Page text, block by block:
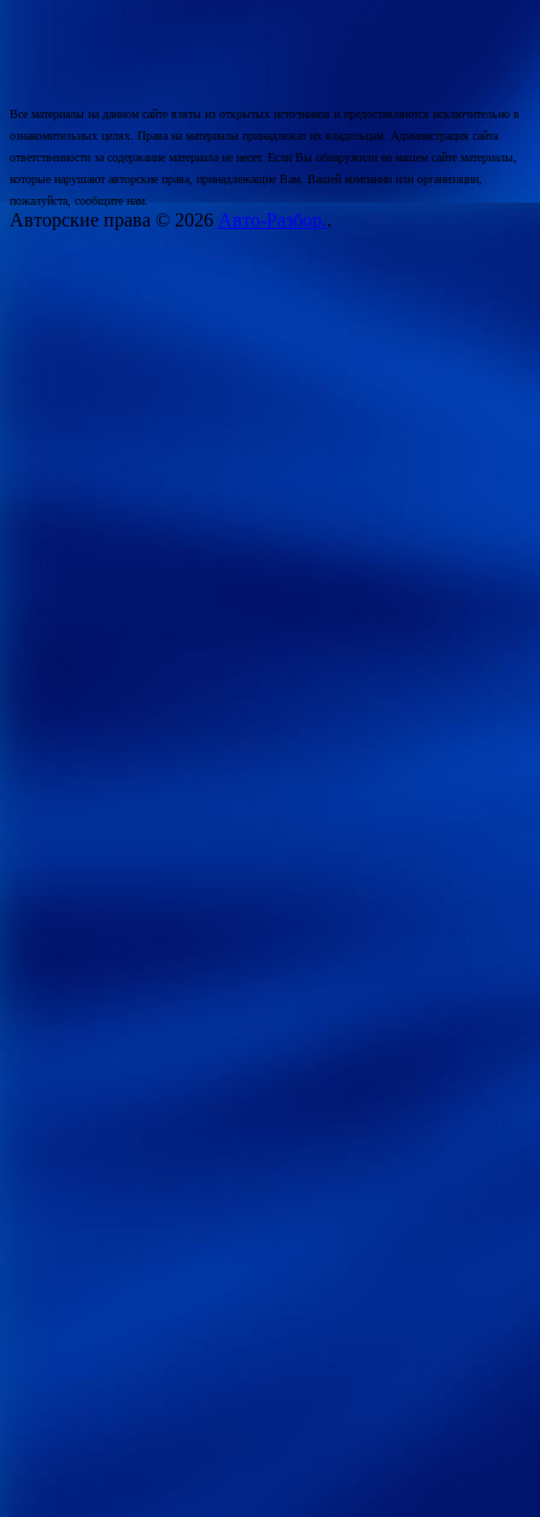
Все материалы на данном сайте взяты из открытых источников и предоставляются исключительно в
ознакомительных целях. Права на материалы принадлежат их владельцам. Администрация сайта
ответственности за содержание материала не несет. Если Вы обнаружили на нашем сайте материалы,
которые нарушают авторские права, принадлежащие Вам, Вашей компании или организации,
пожалуйста, сообщите нам.
Авторские права © 2026 Авто-Разбор..